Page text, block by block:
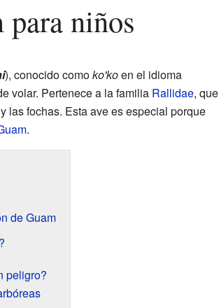
para niños
), conocido comoko'koen el idioma
volar. Pertenece a la familia Rallidae, que
las fochas. Esta ave es especial porque
.
de Guam
peligro?